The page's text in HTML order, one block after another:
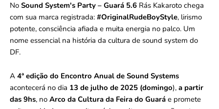
No Sound System's Party – Guará 5.6 Rás Kakaroto chega
com sua marca registrada: #OriginalRudeBoyStyle, lirismo
potente, consciência afiada e muita energia no palco. Um
nome essencial na história da cultura de sound system do
DF.
A 4ª edição do Encontro Anual de Sound Systems
acontecerá no dia 13 de julho de 2025 (domingo), a partir
das 9hs, no Arco da Cultura da Feira do Guará e promete